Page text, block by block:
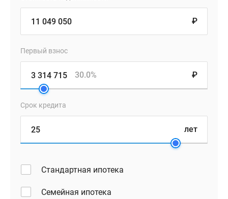
₽
Первый взнос
₽
30.0%
Срок кредита
лет
Стандартная ипотека
Семейная ипотека